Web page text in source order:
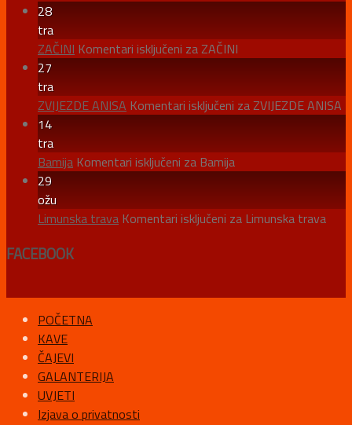
28
tra
ZAČINI Komentari isključeni za ZAČINI
27
tra
ZVIJEZDE ANISA Komentari isključeni za ZVIJEZDE ANISA
14
tra
Bamija Komentari isključeni za Bamija
29
ožu
Limunska trava Komentari isključeni za Limunska trava
FACEBOOK
POČETNA
KAVE
ČAJEVI
GALANTERIJA
UVJETI
Izjava o privatnosti